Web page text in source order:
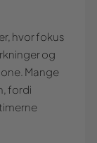
hvor fokus
og
Mange
fordi